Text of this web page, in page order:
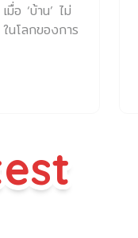
อ ‘บ้าน’ ไม่
นโลกของการ